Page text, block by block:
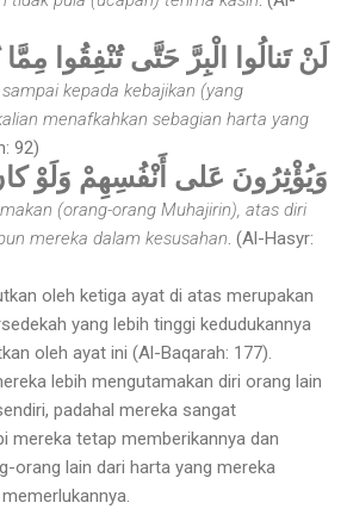
لَنْ تَنالُوا الْبِرَّ حَتَّى تُنْفِقُوا
kepada kebajikan (yang
menafkahkan sebagian harta yang
92)
وَيُؤْثِرُونَ عَلى أَنْفُسِهِمْ وَلَوْ
(orang-orang Muhajirin), atas diri
mereka dalam kesusahan . (Al-Hasyr:
oleh ketiga ayat di atas merupakan
yang lebih tinggi kedudukannya
oleh ayat ini (Al-Baqarah: 177).
lebih mengutamakan diri orang lain
padahal mereka sangat
mereka tetap memberikannya dan
orang lain dari harta yang mereka